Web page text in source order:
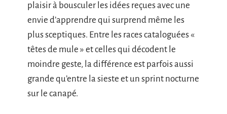
plaisir à bousculer les idées reçues avec une
envie d’apprendre qui surprend même les
plus sceptiques. Entre les races cataloguées «
têtes de mule » et celles qui décodent le
moindre geste, la différence est parfois aussi
grande qu’entre la sieste et un sprint nocturne
sur le canapé.